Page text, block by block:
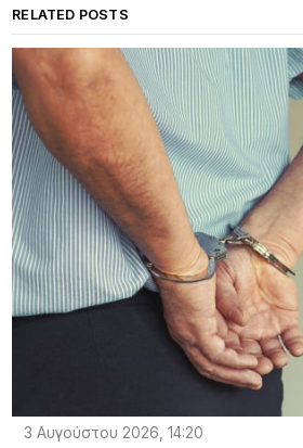
RELATED POSTS
3 Αυγούστου 2026, 14:20